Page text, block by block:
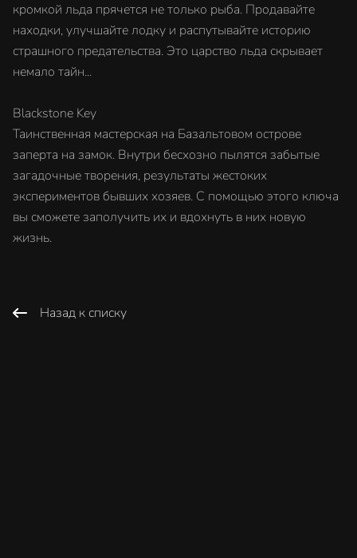
кромкой льда прячется не только рыба. Продавайте
находки, улучшайте лодку и распутывайте историю
страшного предательства. Это царство льда скрывает
немало тайн...
Blackstone Key
Таинственная мастерская на Базальтовом острове
заперта на замок. Внутри бесхозно пылятся забытые
загадочные творения, результаты жестоких
экспериментов бывших хозяев. С помощью этого ключа
вы сможете заполучить их и вдохнуть в них новую
жизнь.
Назад к списку